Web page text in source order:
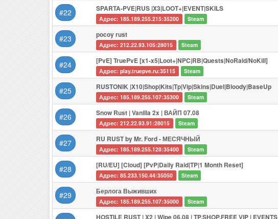
#22 SPARTA-PVE|RUS |X3|LOOT+|EVENT|SKILS
Адрес: 185.189.255.215:35200 Steam
#23 pocoy rust
Адрес: 212.22.93.105:28015 Steam
#24 [PvE] TruePvE [x1-x5|Loot+|NPC|RB|Quests|NoRaid/NoKill]
Адрес: play.truepve.ru:35115 Steam
#25 RUSTONIK |X10|Shop|Kits|Tp|Vip|Skins|Duel|Bloody|BaseUp
Адрес: 185.189.255.107:35300 Steam
#26 Snow Rust | Vanilla 2x | ВАЙП 07.08
Адрес: 212.22.93.91:28015 Steam
#27 RU RUST by Mr. Ford - МЕСЯЧНЫЙ
Адрес: 185.189.255.128:35400 Steam
#28 [RU/EU] [Cloud] [PvP|Daily Raid|TP|1 Month Reset]
Адрес: 85.233.150.44:35050 Steam
#29 Берлога Выживших
Адрес: 185.189.255.107:35000 Steam
HOSTILE RUST | X2 | Wipe 06.08 | TP,SHOP,FREE VIP | EVENTS